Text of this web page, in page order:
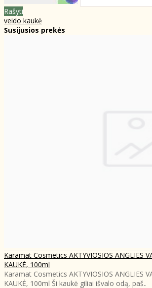
Rašyti
veido kaukė
Susijusios prekės
Karamat Cosmetics AKTYVIOSIOS ANGLIES
KAUKĖ, 100ml
Karamat Cosmetics AKTYVIOSIOS ANGLIES
KAUKĖ, 100ml Ši kaukė giliai išvalo odą, paš..